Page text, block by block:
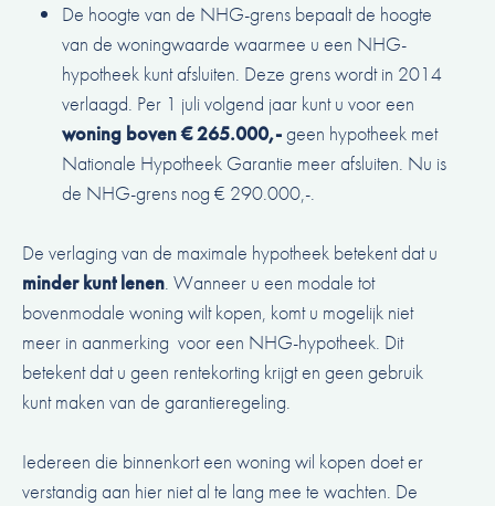
De hoogte van de NHG-grens bepaalt de hoogte
van de woningwaarde waarmee u een NHG-
hypotheek kunt afsluiten. Deze grens wordt in 2014
verlaagd. Per 1 juli volgend jaar kunt u voor een
woning boven€265.000,-geen hypotheek met
Nationale Hypotheek Garantie meer afsluiten. Nu is
de NHG-grens nog € 290.000,-.
De verlaging van de maximale hypotheek betekent dat u
minder kunt lenen. Wanneer u een modale tot
bovenmodale woning wilt kopen, komt u mogelijk niet
meer in aanmerking voor een NHG-hypotheek. Dit
betekent dat u geen rentekorting krijgt en geen gebruik
kunt maken van de garantieregeling.
Iedereen die binnenkort een woning wil kopen doet er
verstandig aan hier niet al te lang mee te wachten. De